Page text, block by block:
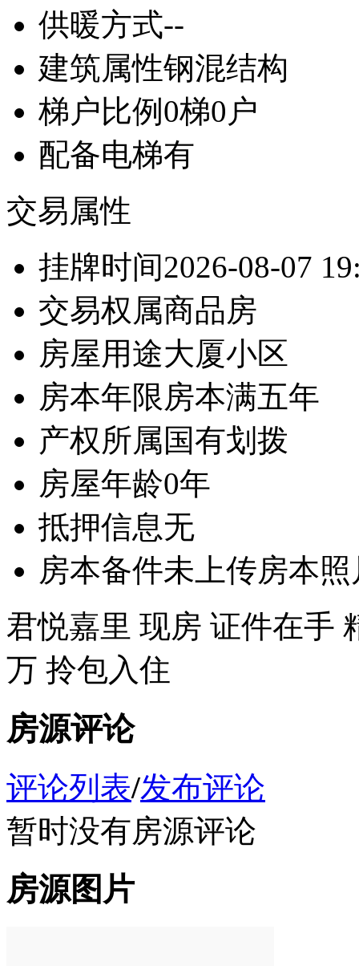
供暖方式--
建筑属性钢混结构
梯户比例 0梯0户
配备电梯有
交易属性
挂牌时间2026-08-07
交易权属商品房
房屋用途大厦小区
房本年限 房本满五年
产权所属国有划拨
房屋年龄0年
抵押信息无
房本备件未上传房本照
君悦嘉里 现房 证件在手
万 拎包入住
房源评论
评论列表/发布评论
暂时没有房源评论
房源图片